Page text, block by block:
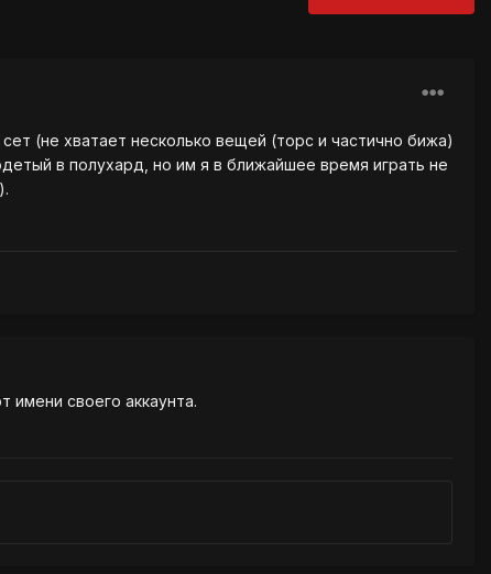
(не хватает несколько вещей (торс и частично бижа)
в полухард, но им я в ближайшее время играть не
).
имени своего аккаунта.